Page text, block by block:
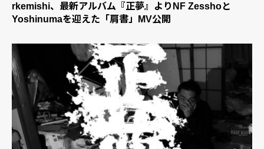
rkemishi、最新アルバム『正夢』よりNF Zesshoと
Yoshinumaを迎えた「肩書」MV公開